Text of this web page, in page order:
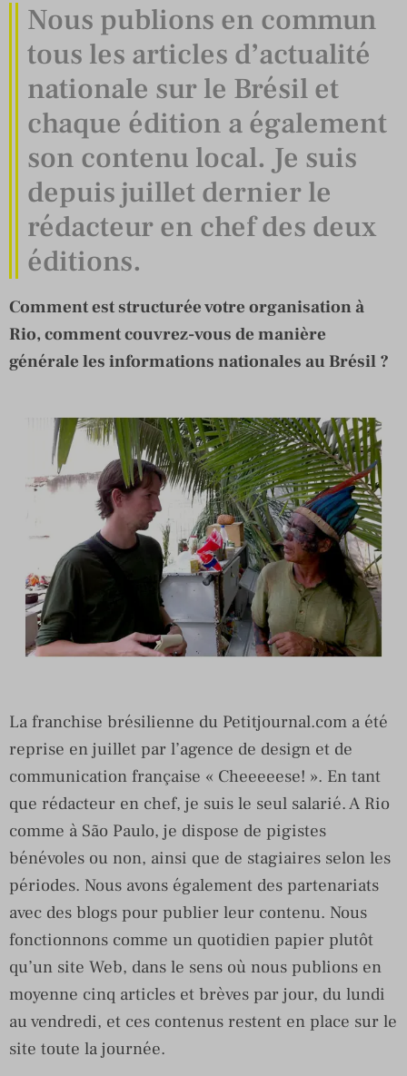
Nous publions en commun
tous les articles d’actualité
nationale sur le Brésil et
chaque édition a également
son contenu local. Je suis
depuis juillet dernier le
rédacteur en chef des deux
éditions.
Comment est structurée votre organisation à
Rio, comment couvrez-vous de manière
générale les informations nationales au Brésil ?
La franchise brésilienne du Petitjournal.com a été
reprise en juillet par l’agence de design et de
communication française « Cheeeeese! ». En tant
que rédacteur en chef, je suis le seul salarié. A Rio
comme à São Paulo, je dispose de pigistes
bénévoles ou non, ainsi que de stagiaires selon les
périodes. Nous avons également des partenariats
avec des blogs pour publier leur contenu. Nous
fonctionnons comme un quotidien papier plutôt
qu’un site Web, dans le sens où nous publions en
moyenne cinq articles et brèves par jour, du lundi
au vendredi, et ces contenus restent en place sur le
site toute la journée.